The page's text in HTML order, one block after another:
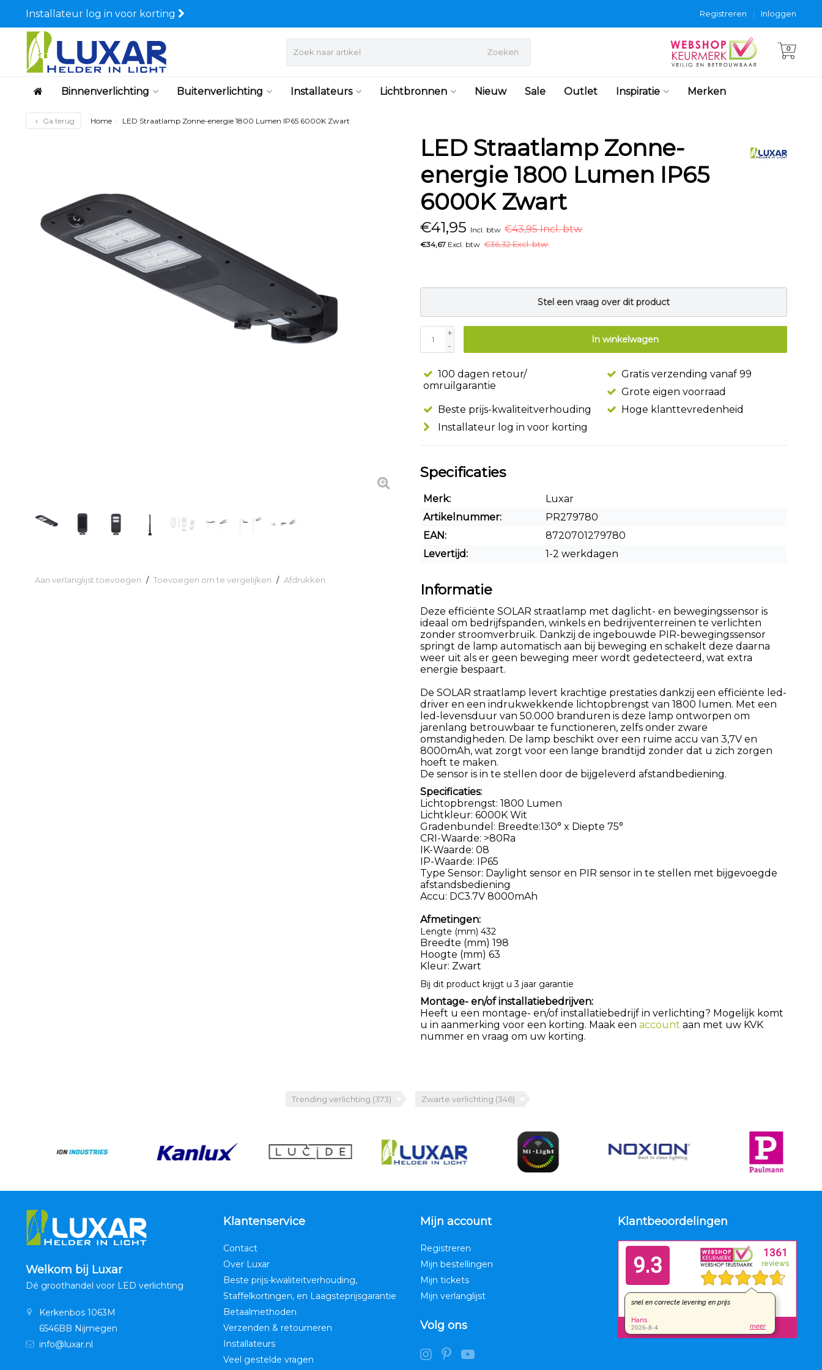
Installateur log in voor korting Inloggen
|
Registreren
Zoeken 0
Binnenverlichting Buitenverlichting Installateurs Lichtbronnen Nieuw Sale Outlet Inspiratie Merken
Ga terug Home LED Straatlamp Zonne-energie 1800 Lumen IP65 6000K Zwart
Aan verlanglijst toevoegen / Toevoegen om te vergelijken / Afdrukken
LED Straatlamp Zonne-
energie 1800 Lumen IP65
6000K Zwart
€41,95 Incl. btw €43,95 Incl. btw
€34,67 Excl. btw €36,32 Excl. btw.
Stel een vraag over dit product
+
-
In winkelwagen
100 dagen retour/
omruilgarantie
Gratis verzending vanaf 99
Grote eigen voorraad
Beste prijs-kwaliteitverhouding
Hoge klanttevredenheid
Installateur log in voor korting
Specificaties
Merk:
Luxar
Artikelnummer:
PR279780
EAN:
8720701279780
Levertijd:
1-2 werkdagen
Informatie
Deze efficiënte SOLAR straatlamp met daglicht- en bewegingssensor is
ideaal om bedrijfspanden, winkels en bedrijventerreinen te verlichten
zonder stroomverbruik. Dankzij de ingebouwde PIR-bewegingssensor
springt de lamp automatisch aan bij beweging en schakelt deze daarna
weer uit als er geen beweging meer wordt gedetecteerd, wat extra
energie bespaart.
De SOLAR straatlamp levert krachtige prestaties dankzij een efficiënte led-
driver en een indrukwekkende lichtopbrengst van 1800 lumen. Met een
led-levensduur van 50.000 branduren is deze lamp ontworpen om
jarenlang betrouwbaar te functioneren, zelfs onder zware
omstandigheden. De lamp beschikt over een ruime accu van 3,7V en
8000mAh, wat zorgt voor een lange brandtijd zonder dat u zich zorgen
hoeft te maken.
De sensor is in te stellen door de bijgeleverd afstandbediening.
Specificaties:
Lichtopbrengst: 1800 Lumen
Lichtkleur: 6000K Wit
Gradenbundel: Breedte:130° x Diepte 75°
CRI-Waarde: >80Ra
IK-Waarde: 08
IP-Waarde: IP65
Type Sensor: Daylight sensor en PIR sensor in te stellen met bijgevoegde
afstandsbediening
Accu: DC3.7V 8000mAh
Afmetingen:
Lengte (mm) 432
Breedte (mm) 198
Hoogte (mm) 63
Kleur: Zwart
Bij dit product krijgt u 3 jaar garantie
Montage- en/of installatiebedrijven:
Heeft u een montage- en/of installatiebedrijf in verlichting? Mogelijk komt
u in aanmerking voor een korting. Maak een account aan met uw KVK
nummer en vraag om uw korting.
Trending verlichting (373) Zwarte verlichting (346)
Welkom bij Luxar
Dé groothandel voor LED verlichting
Kerkenbos 1063M
6546BB Nijmegen
info@luxar.nl
Klantenservice
Contact
Over Luxar
Beste prijs-kwaliteitverhouding,
Staffelkortingen, en Laagsteprijsgarantie
Betaalmethoden
Verzenden & retourneren
Installateurs
Veel gestelde vragen
Mijn account
Registreren
Mijn bestellingen
Mijn tickets
Mijn verlanglijst
Volg ons
Klantbeoordelingen